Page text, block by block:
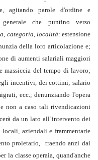
agitando parole d'ordine e
che puntino verso
categoria, località: estensione
della loro articolazione e;
di aumenti salariali maggiori
massiccia del tempo di lavoro;
incentivi, dei cottimi; salario
ecc.; denunziando l'opera
non a caso tali rivendicazioni
da un lato all’intervento dei
aziendali e frammentarie
proletario, traendo anzi dai
la classe operaia, quand'anche